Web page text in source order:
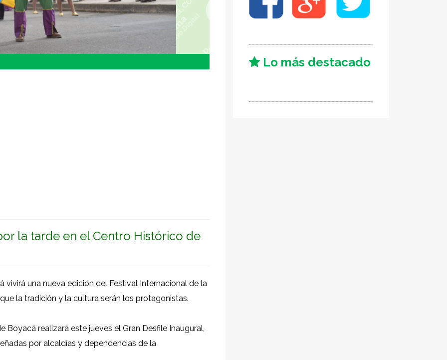
la tarde en el Centro Histórico de
vivirá una nueva edición del Festival Internacional de la
la tradición y la cultura serán los protagonistas.
Boyacá realizará este jueves el Gran Desfile Inaugural,
por alcaldías y dependencias de la
Lo más destacado